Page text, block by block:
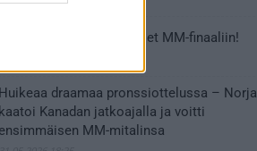
Tässä Leijonien kentälliset MM-finaaliin!
Huikeaa draamaa pronssiottelussa – Norja
kaatoi Kanadan jatkoajalla ja voitti
ensimmäisen MM-mitalinsa